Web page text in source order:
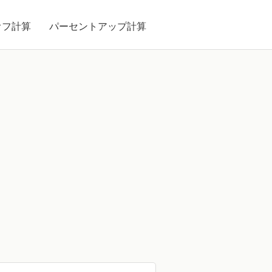
計算 パーセントアップ計算